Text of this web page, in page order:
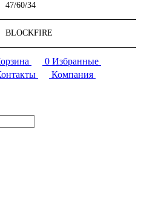
47/60/34
BLOCKFIRE
0 Избранные
Компания